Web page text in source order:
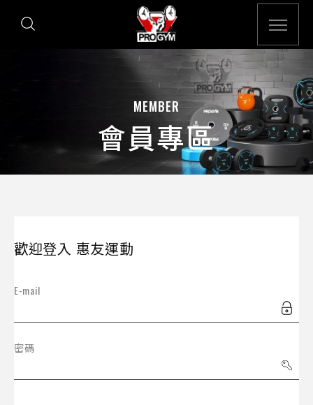
MEMBER
會員專區
歡迎登入 惠友運動
E-mail
密碼